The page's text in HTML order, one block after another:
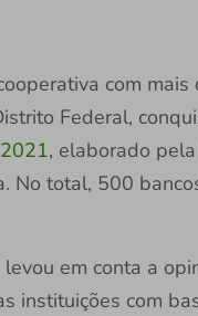
com
Federal,
, elaborado
No total, 500
em conta a
instituições com